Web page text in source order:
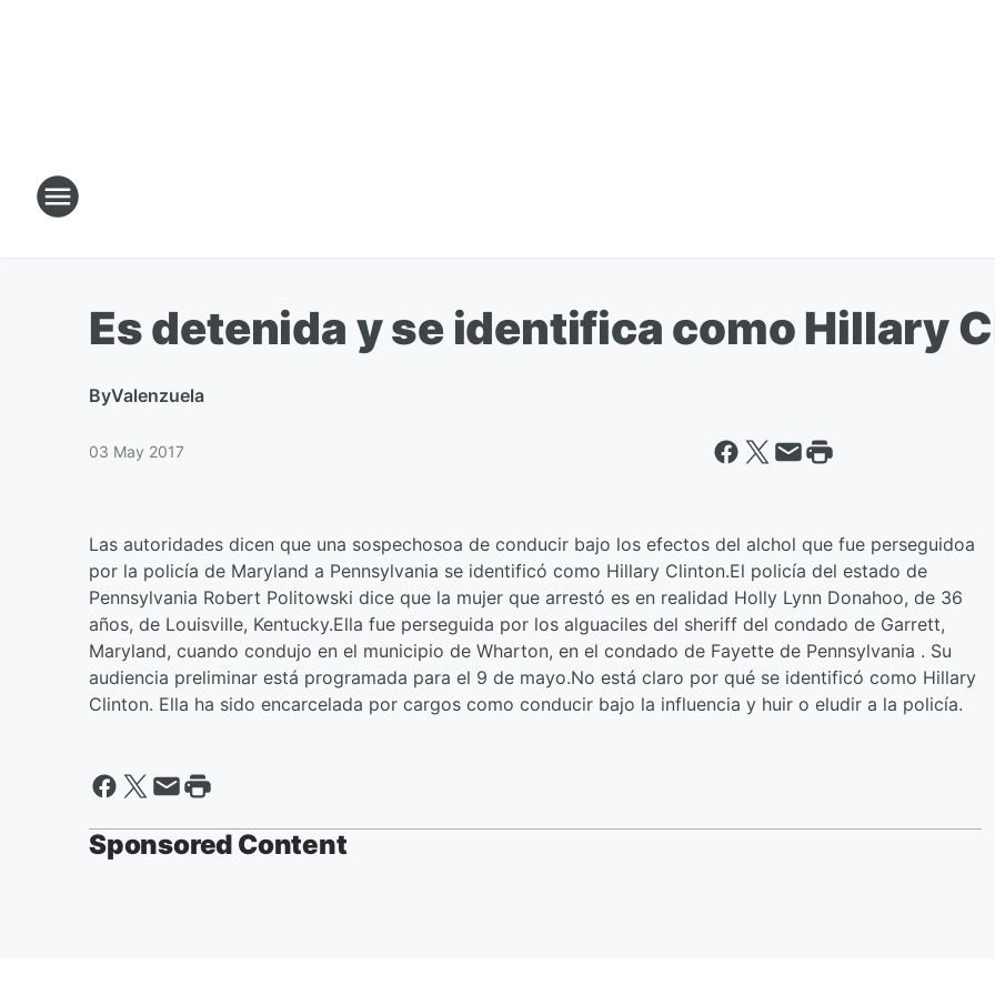
Es detenida y se identifica como Hillary
ByValenzuela
03 May 2017
Las autoridades dicen que una sospechosoa de conducir bajo los efectos del alchol que fue perseguidoa
por la policía de Maryland a Pennsylvania se identificó como Hillary Clinton.El policía del estado de
Pennsylvania Robert Politowski dice que la mujer que arrestó es en realidad Holly Lynn Donahoo, de 36
años, de Louisville, Kentucky.Ella fue perseguida por los alguaciles del sheriff del condado de Garrett,
Maryland, cuando condujo en el municipio de Wharton, en el condado de Fayette de Pennsylvania . Su
audiencia preliminar está programada para el 9 de mayo.No está claro por qué se identificó como Hillary
Clinton. Ella ha sido encarcelada por cargos como conducir bajo la influencia y huir o eludir a la policía.
Sponsored Content